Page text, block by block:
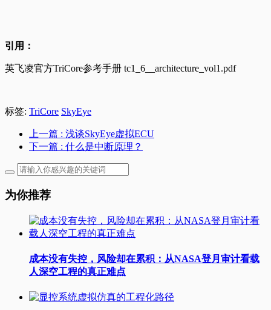
引用：
英飞凌官方TriCore参考手册 tc1_6__architecture_vol1.pdf
标签: TriCore SkyEye
上一篇 : 浅谈SkyEye虚拟ECU
下一篇 : 什么是中断原理？
为你推荐
成本没有失控，风险却在累积：从NASA登月审计看载
人深空工程的真正难点